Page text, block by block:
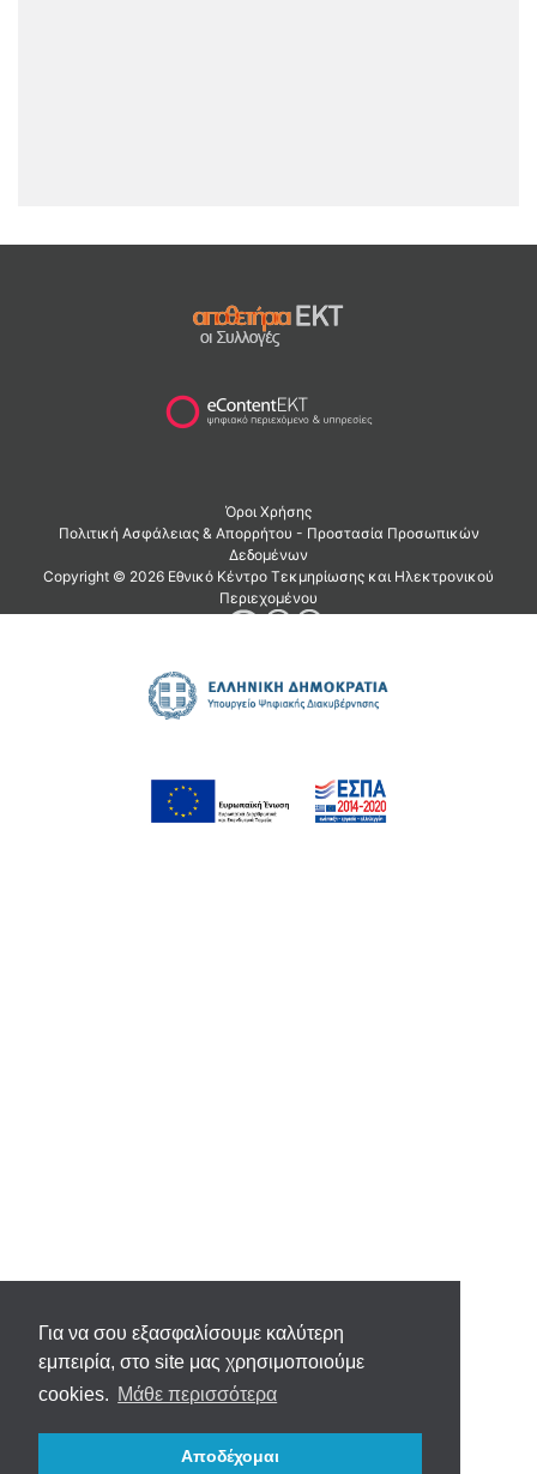
Για να σου εξασφαλίσουμε καλύτερη
εμπειρία, στο site μας χρησιμοποιούμε
cookies. Μάθε περισσότερα
Αποδέχομαι